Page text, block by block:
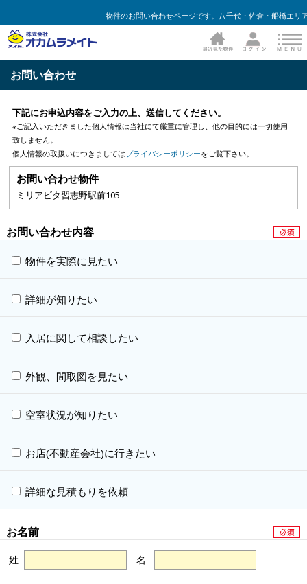
物件のお問い合わせページです。八千代・佐倉・船橋エリ
お問い合わせ
下記にお申込内容をご入力の上、送信してください。
※ご記入いただきました個人情報は当社にて厳重に管理し、他の目的には一切使用
致しません。
個人情報の取扱いにつきましてはプライバシーポリシーをご覧下さい。
お問い合わせ物件
ミリアビタ習志野駅前105
お問い合わせ内容
物件を実際に見たい
詳細が知りたい
入居に関して相談したい
外観、間取図を見たい
空室状況が知りたい
お店(不動産会社)に行きたい
詳細な見積もりを依頼
お名前
姓 名